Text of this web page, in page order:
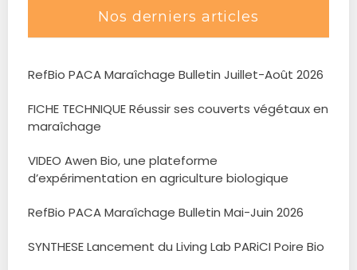
Nos derniers articles
RefBio PACA Maraîchage Bulletin Juillet-Août 2026
FICHE TECHNIQUE Réussir ses couverts végétaux en
maraîchage
VIDEO Awen Bio, une plateforme
d’expérimentation en agriculture biologique
RefBio PACA Maraîchage Bulletin Mai-Juin 2026
SYNTHESE Lancement du Living Lab PARiCI Poire Bio